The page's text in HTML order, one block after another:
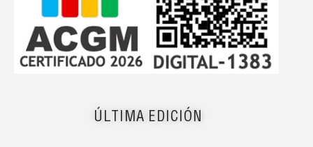
ÚLTIMA EDICIÓN